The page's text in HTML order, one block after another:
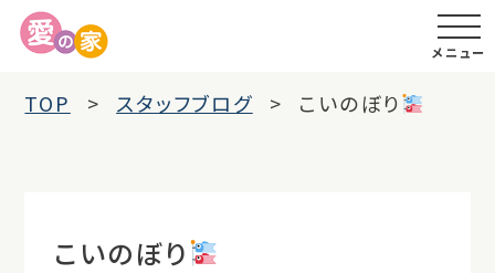
メニュー
TOP スタッフブログ こいのぼり
こいのぼり